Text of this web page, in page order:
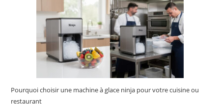
Pourquoi choisir une machine à glace ninja pour votre cuisine ou
restaurant